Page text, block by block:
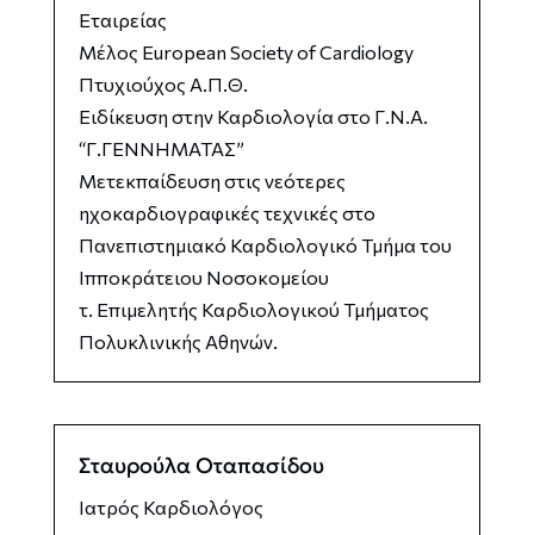
Εταιρείας
Μέλος European Society of Cardiology
Πτυχιούχος Α.Π.Θ.
Ειδίκευση στην Καρδιολογία στο Γ.Ν.Α.
“Γ.ΓΕΝΝΗΜΑΤΑΣ”
Μετεκπαίδευση στις νεότερες
ηχοκαρδιογραφικές τεχνικές στο
Πανεπιστημιακό Καρδιολογικό Τμήμα του
Ιπποκράτειου Νοσοκομείου
τ. Επιμελητής Καρδιολογικού Τμήματος
Πολυκλινικής Αθηνών.
Σταυρούλα Οταπασίδου
Ιατρός Καρδιολόγος